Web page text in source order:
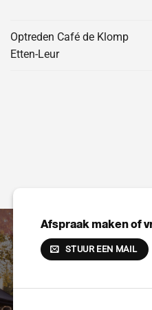
Optreden Café de Klomp
Etten-Leur
Afspraak maken of
STUUR EEN MAIL